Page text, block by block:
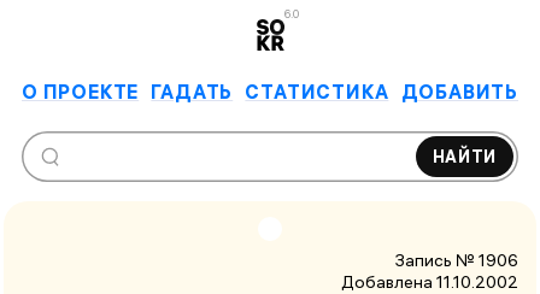
6.0
О ПРОЕКТЕ ГАДАТЬ СТАТИСТИКА ДОБАВИТЬ
НАЙТИ
Запись № 1906
Добавлена 11.10.2002